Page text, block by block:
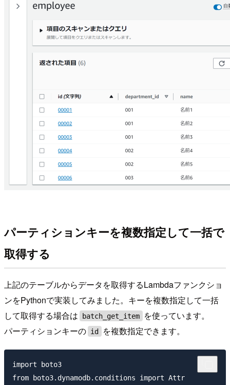
パーティションキーを複数指定して一括で
取得する
上記のテーブルからデータを取得するLambdaファンクショ
ンをPythonで実装してみました。キーを複数指定して一括
して取得する場合は
batch_get_item
を使っています。
パーティションキーの id を複数指定できます。
import boto3
from boto3.dynamodb.conditions import Attr